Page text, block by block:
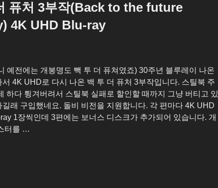
퓨처 3부작(Back to the future
4K UHD Blu-ray
예전에는 개봉명도 빽 투 더 퓨쳐였죠) 30주년 블루레이 나온
서 4K UHD로 다시 나온 백 투 더 퓨처 3부작입니다. 스틸북 주
하다 튕겨버려서 스틸북 실패로 할인할 때까지 그냥 버티고 있
길래 구입했네요. 돌비 비전을 지원합니다. 각 편마다 4K UHD
1장씩인데 3편에는 보너스 디스크가 추가되어 있습니다. 개
터를 …